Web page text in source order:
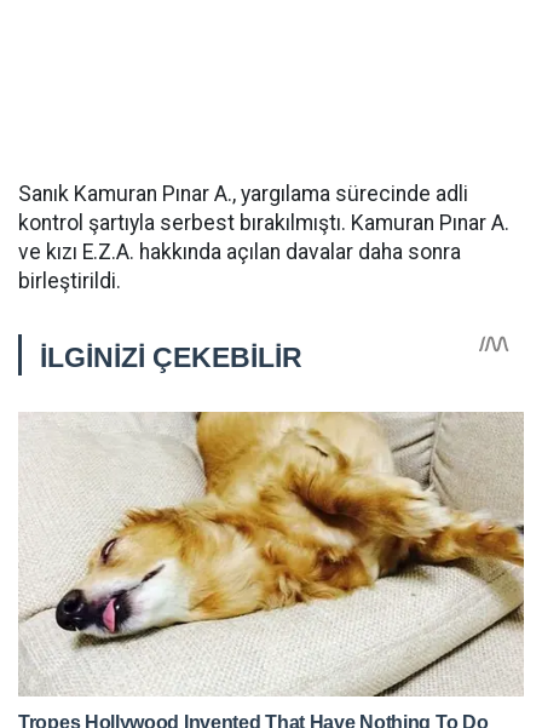
Sanık Kamuran Pınar A., yargılama sürecinde adli
kontrol şartıyla serbest bırakılmıştı. Kamuran Pınar A.
ve kızı E.Z.A. hakkında açılan davalar daha sonra
birleştirildi.